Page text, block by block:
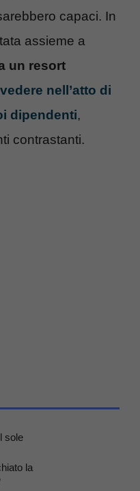
capaci. In
assieme a
un resort
nell’atto di
dipendenti,
contrastanti.
sole
la